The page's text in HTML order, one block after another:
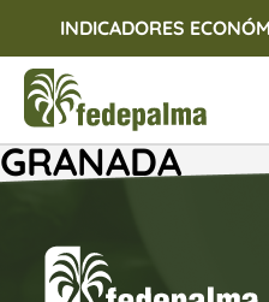
INDICADORES
GRANADA